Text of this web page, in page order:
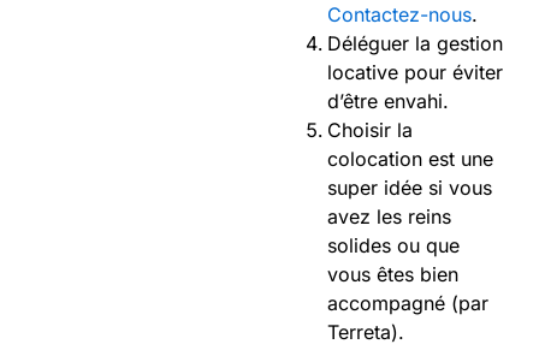
Contactez-nous.
Déléguer la gestion
locative pour éviter
d’être envahi.
Choisir la
colocation est une
super idée si vous
avez les reins
solides ou que
vous êtes bien
accompagné (par
Terreta).